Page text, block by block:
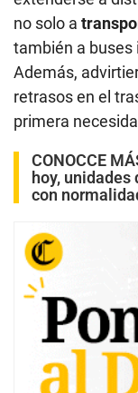
no solo a
también a buses
Además,
retrasos en el
primera
CONOCCE
hoy,
con